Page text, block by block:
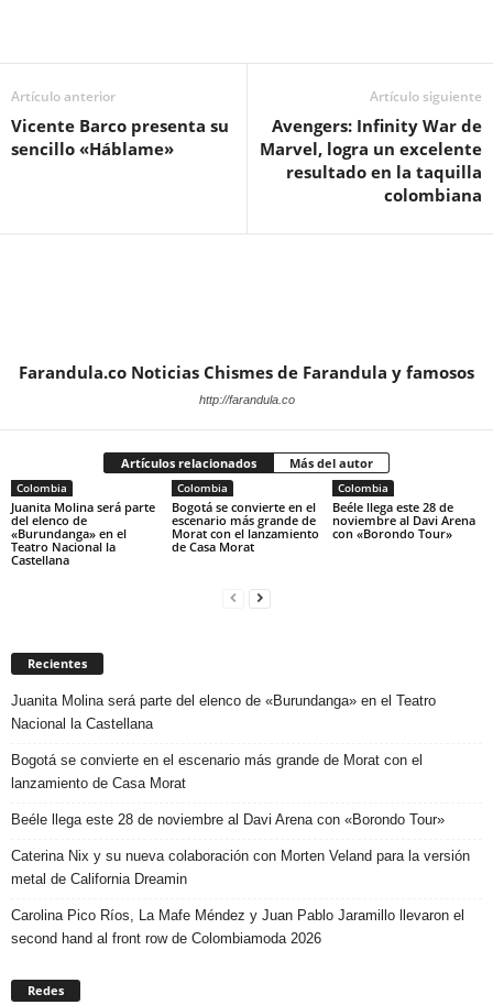
Artículo anterior
Vicente Barco presenta su
sencillo «Háblame»
Artículo siguiente
Avengers: Infinity War de
Marvel, logra un excelente
resultado en la taquilla
colombiana
Farandula.co Noticias Chismes de Farandula y famosos
http://farandula.co
Artículos relacionados Más del autor
Colombia
Juanita Molina será parte
del elenco de
«Burundanga» en el
Teatro Nacional la
Castellana
Colombia
Bogotá se convierte en el
escenario más grande de
Morat con el lanzamiento
de Casa Morat
Colombia
Beéle llega este 28 de
noviembre al Davi Arena
con «Borondo Tour»
Recientes
Juanita Molina será parte del elenco de «Burundanga» en el Teatro
Nacional la Castellana
Bogotá se convierte en el escenario más grande de Morat con el
lanzamiento de Casa Morat
Beéle llega este 28 de noviembre al Davi Arena con «Borondo Tour»
Caterina Nix y su nueva colaboración con Morten Veland para la versión
metal de California Dreamin
Carolina Pico Ríos, La Mafe Méndez y Juan Pablo Jaramillo llevaron el
second hand al front row de Colombiamoda 2026
Redes